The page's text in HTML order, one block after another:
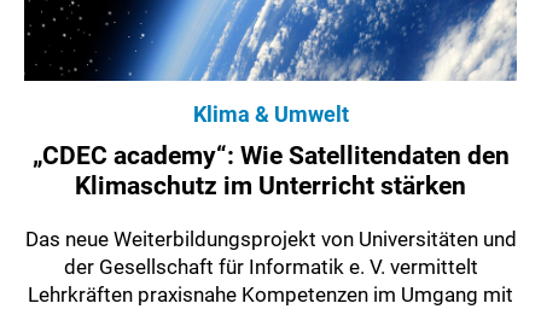
Klima & Umwelt
„CDEC academy“: Wie Satellitendaten den
Klimaschutz im Unterricht stärken
Das neue Weiterbildungsprojekt von Universitäten und
der Gesellschaft für Informatik e. V. vermittelt
Lehrkräften praxisnahe Kompetenzen im Umgang mit